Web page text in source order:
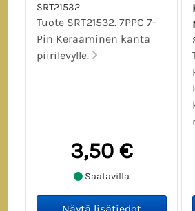
SRT21532
Tuote SRT21532. 7PPC 7-
Pin Keraaminen kanta
piirilevylle.
3,50 €
Saatavilla